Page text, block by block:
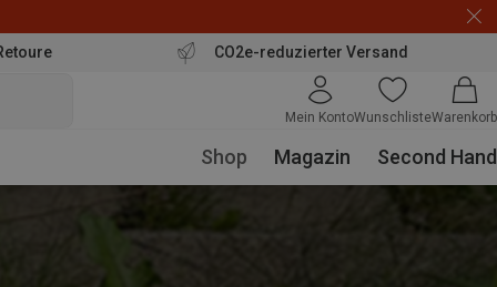
CO2e-reduzierter Versand
Mein KontoWunschlisteWarenkorb
Shop Magazin Second Hand